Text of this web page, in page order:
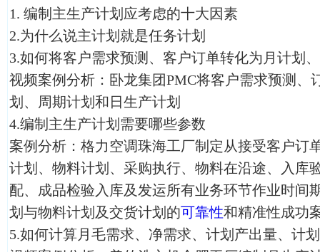
1. 编制主生产计划应考虑的十大因素
2.为什么说主计划就是任务计划
3.如何将客户需求预测、客户订单转化为月计划
视频案例分析：卧龙集团PMC将客户需求预测、
划、周期计划和日生产计划
4.编制主生产计划需要哪些参数
案例分析：格力空调珠海工厂制定从接受客户订
计划、物料计划、采购执行、物料在沿途、入库
配、成品检验入库及发运所有业务环节作业时间
划与物料计划及交货计划的可靠性和精准性成功
5.如何计算月毛需求、净需求、计划产出量、计